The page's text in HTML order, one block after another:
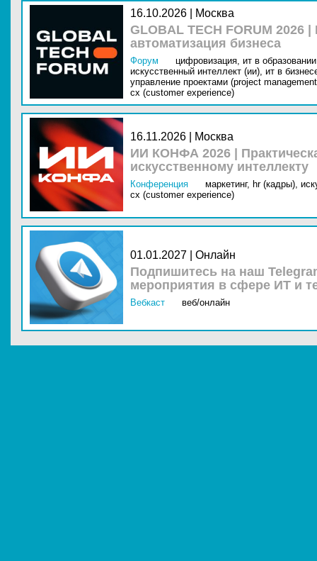
16.10.2026 | Москва
GLOBAL TECH FORUM
автоматизация бизнеса
Форум цифровизация, ит в
искусственный интеллект (ии), ит в
управление проектами (project
cx (customer experience)
16.11.2026 | Москва
ИИ КОНФА 2026 |
искусственному интеллекту
Конференция маркетинг, hr (кадры),
cx (customer experience)
01.01.2027 | Онлайн
Подпишитесь на наш
мероприятия в сфере ИТ и
Вебкаст веб/онлайн